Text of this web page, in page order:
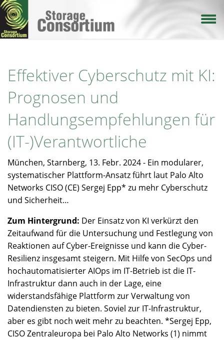
Direkt
zum
Inhalt
Effektiver Cyberschutz mit KI:
Prognosen und
Handlungsempfehlungen für
(IT-)Verantwortliche
München, Starnberg, 13. Febr. 2024 - Ein modularer,
systematischer Plattform-Ansatz führt laut Palo Alto
Networks CISO (CE) Sergej Epp* zu mehr Cyberschutz
und Sicherheit…
Zum Hintergrund: Der Einsatz von KI verkürzt den
Zeitaufwand für die Untersuchung und Festlegung von
Reaktionen auf Cyber-Ereignisse und kann die Cyber-
Resilienz insgesamt steigern. Mit Hilfe von SecOps und
hochautomatisierter AIOps im IT-Betrieb ist die IT-
Infrastruktur dann auch in der Lage, eine
widerstandsfähige Plattform zur Verwaltung von
Datendiensten zu bieten. Soviel zur IT-Infrastruktur,
aber es gibt noch weit mehr zu beachten. *Sergej Epp,
CISO Zentraleuropa bei Palo Alto Networks (1) nimmt